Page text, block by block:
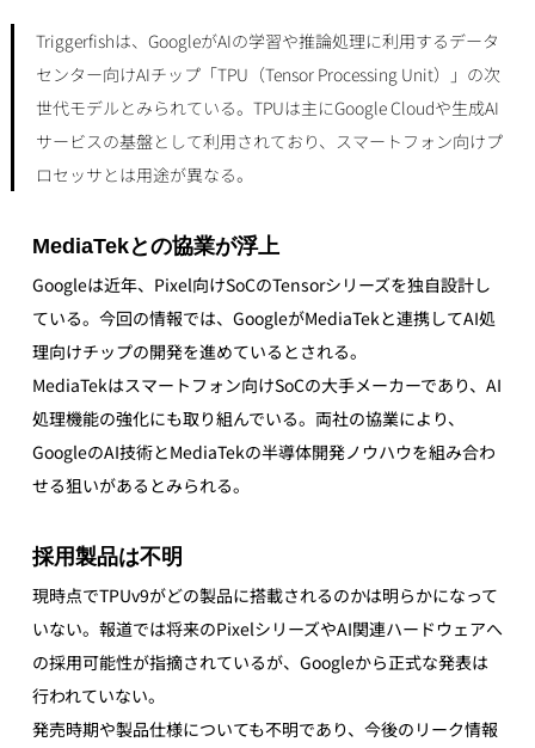
Triggerfishは、GoogleがAIの学習や推論処理に利用するデータ
センター向けAIチップ「TPU（Tensor Processing Unit）」の次
世代モデルとみられている。TPUは主にGoogle Cloudや生成AI
サービスの基盤として利用されており、スマートフォン向けプ
ロセッサとは用途が異なる。
MediaTekとの協業が浮上
Googleは近年、Pixel向けSoCのTensorシリーズを独自設計し
ている。今回の情報では、GoogleがMediaTekと連携してAI処
理向けチップの開発を進めているとされる。
MediaTekはスマートフォン向けSoCの大手メーカーであり、AI
処理機能の強化にも取り組んでいる。両社の協業により、
GoogleのAI技術とMediaTekの半導体開発ノウハウを組み合わ
せる狙いがあるとみられる。
採用製品は不明
現時点でTPUv9がどの製品に搭載されるのかは明らかになって
いない。報道では将来のPixelシリーズやAI関連ハードウェアへ
の採用可能性が指摘されているが、Googleから正式な発表は
行われていない。
発売時期や製品仕様についても不明であり、今後のリーク情報